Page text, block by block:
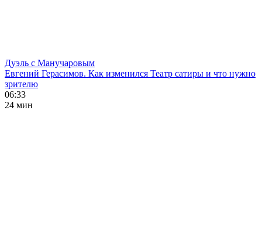
Дуэль с Манучаровым
Евгений Герасимов. Как изменился Театр сатиры и что нужно
зрителю
06:33
24 мин